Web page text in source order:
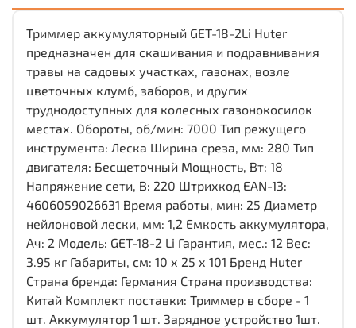
Триммер аккумуляторный GET-18-2Li Huter
предназначен для скашивания и подравнивания
травы на садовых участках, газонах, возле
цветочных клумб, заборов, и других
труднодоступных для колесных газонокосилок
местах. Обороты, об/мин: 7000 Тип режущего
инструмента: Леска Ширина среза, мм: 280 Тип
двигателя: Бесщеточный Мощность, Вт: 18
Напряжение сети, В: 220 Штрихкод EAN-13:
4606059026631 Время работы, мин: 25 Диаметр
нейлоновой лески, мм: 1,2 Емкость аккумулятора,
Ач: 2 Модель: GET-18-2 Li Гарантия, мес.: 12 Вес:
3.95 кг Габариты, см: 10 х 25 х 101 Бренд Huter
Страна бренда: Германия Страна производства:
Китай Комплект поставки: Триммер в сборе - 1
шт. Аккумулятор 1 шт. Зарядное устройство 1шт.